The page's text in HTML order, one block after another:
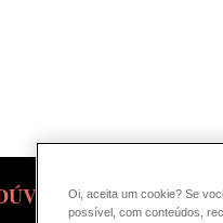
SOBRE: PELE
Oi, aceita um cookie? Se
possível, com conteúdos,